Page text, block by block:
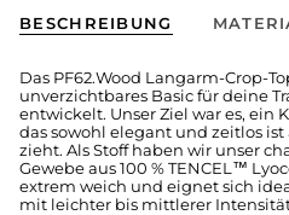
BESCHREIBUNG
Das PF62.Wood Langarm-Crop-
unverzichtbares Basic für deine
entwickelt. Unser Ziel war es, ein
das sowohl elegant und zeitlos
zieht. Als Stoff haben wir unser
Gewebe aus 100 % TENCEL™
extrem weich und eignet sich
mit leichter bis mittlerer